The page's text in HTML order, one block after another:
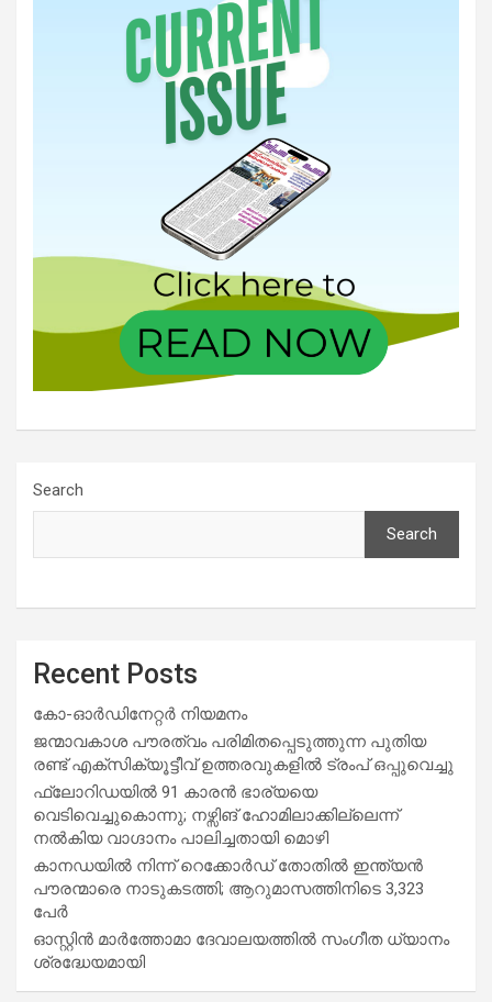
Search
Search
Recent Posts
കോ-ഓർഡിനേറ്റർ നിയമനം
ജന്മാവകാശ പൗരത്വം പരിമിതപ്പെടുത്തുന്ന പുതിയ
രണ്ട് എക്സിക്യൂട്ടീവ് ഉത്തരവുകളിൽ ട്രംപ് ഒപ്പുവെച്ചു
ഫ്ലോറിഡയിൽ 91 കാരൻ ഭാര്യയെ
വെടിവെച്ചുകൊന്നു; നഴ്സിങ് ഹോമിലാക്കില്ലെന്ന്
നൽകിയ വാഗ്ദാനം പാലിച്ചതായി മൊഴി
കാനഡയിൽ നിന്ന് റെക്കോർഡ് തോതിൽ ഇന്ത്യൻ
പൗരന്മാരെ നാടുകടത്തി; ആറുമാസത്തിനിടെ 3,323
പേർ
ഓസ്റ്റിൻ മാർത്തോമാ ദേവാലയത്തിൽ സംഗീത ധ്യാനം
ശ്രദ്ധേയമായി